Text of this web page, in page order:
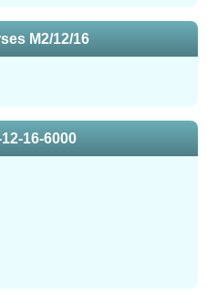
M2/12/16
16-6000